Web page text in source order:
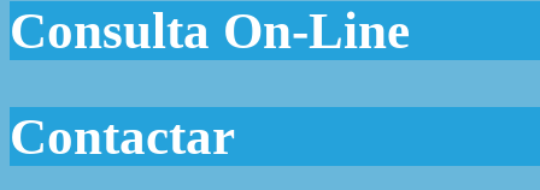
Consulta On-Line
Contactar